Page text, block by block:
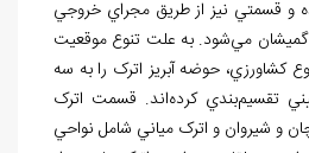
و قسمتي نيز از طريق مجراي خروجي
گميشان ميشود. به علت تنوع موقعيت
کشاورزي، حوضه آبريز اترک را به سه
تقسيمبندي کردهاند. قسمت اترک
و شيروان و اترک مياني شامل نواحي